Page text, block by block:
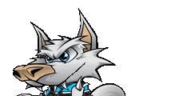
contenuto